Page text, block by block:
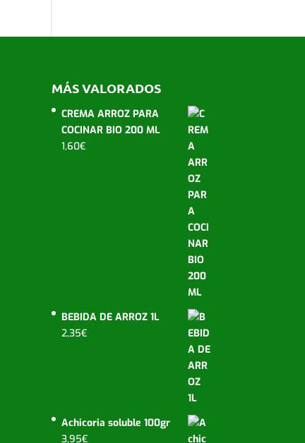
MÁS VALORADOS
CREMA ARROZ PARA
COCINAR BIO 200 ML
1,60€
BEBIDA DE ARROZ 1L
2,35€
Achicoria soluble 100gr
3,95€